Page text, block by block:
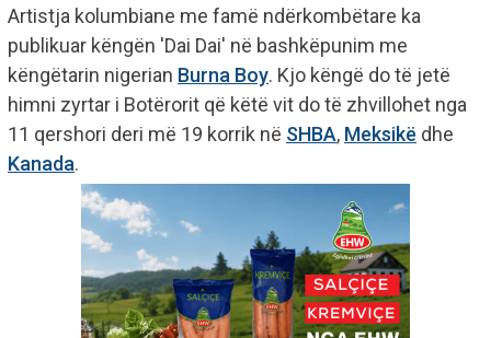
Artistja kolumbiane me famë ndërkombëtare ka
publikuar këngën 'Dai Dai' në bashkëpunim me
këngëtarin nigerian Burna Boy. Kjo këngë do të jetë
himni zyrtar i Botërorit që këtë vit do të zhvillohet nga
11 qershori deri më 19 korrik në SHBA, Meksikë dhe
Kanada.